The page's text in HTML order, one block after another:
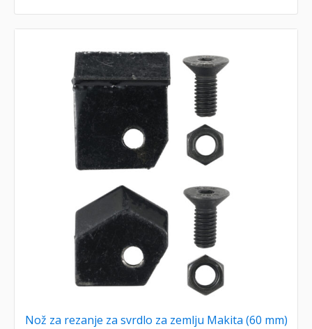
Nož za rezanje za svrdlo za zemlju Makita (60 mm)